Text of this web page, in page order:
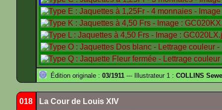
Édition originale : 03/1911 --- Illustrateur 1 : COLLINS
018 La Cour de Louis XIV